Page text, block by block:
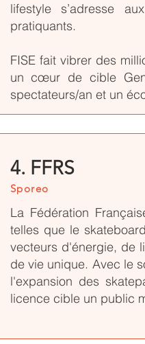
lifestyle s’adresse
pratiquants.
FISE fait vibrer des
un cœur de cible
spectateurs/an et un
4. FFRS
Sporeo
La Fédération
telles que le
vecteurs d'énergie, de
de vie unique. Avec le
l'expansion des
licence cible un public